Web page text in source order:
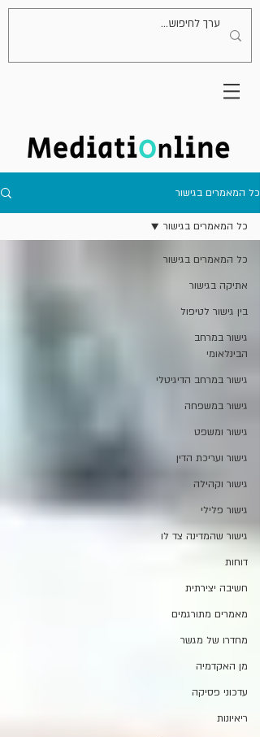
כל המאמרים בגישור
כל המאמרים בגישור
אתיקה בגישור
בין גישור לטיפול
גישור במרחב
הבינלאומי
גישור במרחב הדיגיטלי
גישור במשפחה
גישור ומשפט
גישור ועריכת הדין
גישור וקהילה
גישור פלילי
גישור שהמדינה צד לו
דוחות
חשיבה יצירתית
מאמרים מתורגמים
מחדרו של מגשר
מן האקדמיה
עדכוני פסיקה
ריאיונות
כל המאמרים בגישור